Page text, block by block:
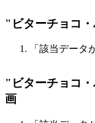
"ビターチョコ
「該当データ
"ビターチョコ
画